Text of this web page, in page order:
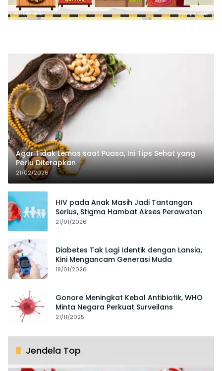
Agar Tidak Lemas saat Puasa, Ini Tips Sehat yang
Perlu Diterapkan
21/02/2026
HIV pada Anak Masih Jadi Tantangan
Serius, Stigma Hambat Akses Perawatan
21/01/2026
Diabetes Tak Lagi Identik dengan Lansia,
Kini Mengancam Generasi Muda
18/01/2026
Gonore Meningkat Kebal Antibiotik, WHO
Minta Negara Perkuat Surveilans
21/11/2025
Jendela Top